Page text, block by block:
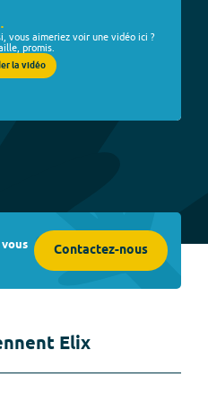
vous aimeriez voir une vidéo ici ?
promis.
la vidéo
Contactez-nous
Elix